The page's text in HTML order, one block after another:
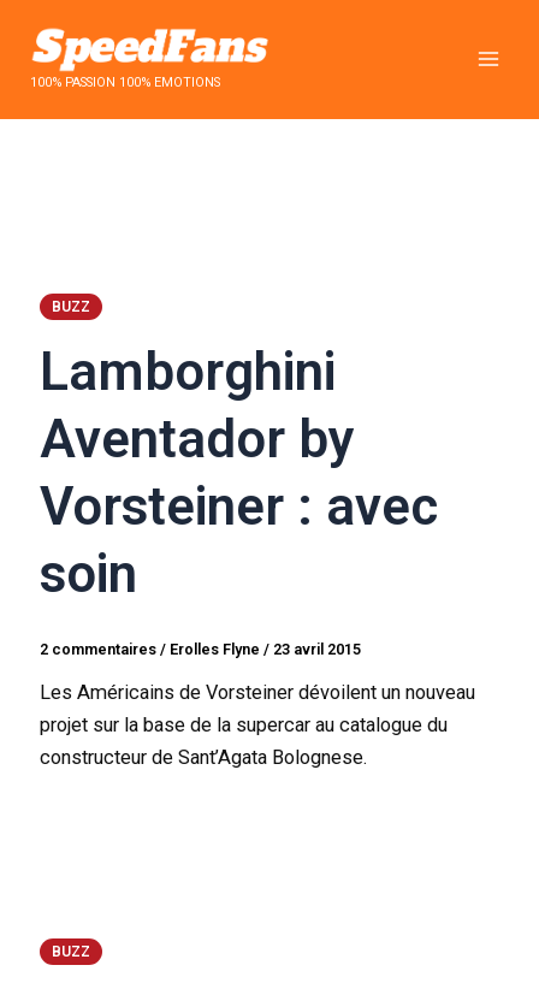
contenu100% PASSION 100% EMOTIONS
BUZZ
Lamborghini
Aventador by
Vorsteiner : avec
soin
2 commentaires / Erolles Flyne/ 23 avril 2015
Les Américains de Vorsteiner dévoilent un nouveau
projet sur la base de la supercar au catalogue du
constructeur de Sant’Agata Bolognese.
BUZZ